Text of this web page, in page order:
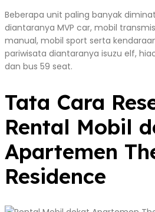
Beberapa unit paling banyak
diantaranya MVP car, mobil
manual, mobil sport serta
pariwisata diantaranya isuzu elf,
dan bus 59 seat.
Tata Cara
Rental Mobil
Apartemen
Residence